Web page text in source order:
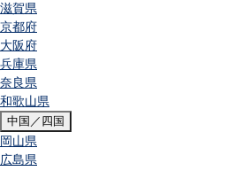
滋賀県
京都府
大阪府
兵庫県
奈良県
和歌山県
中国／四国
岡山県
広島県